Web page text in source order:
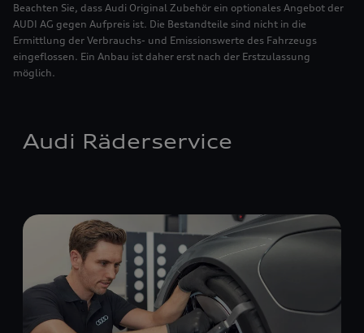
Beachten Sie, dass Audi Original Zubehör ein optionales Angebot der
AUDI AG gegen Aufpreis ist. Die Bestandteile sind nicht in die
Ermittlung der Verbrauchs- und Emissionswerte des Fahrzeugs
eingeflossen. Ein Anbau ist daher erst nach der Erstzulassung
möglich.
Audi Räderservice